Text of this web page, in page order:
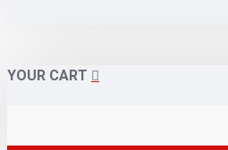
YOUR CART